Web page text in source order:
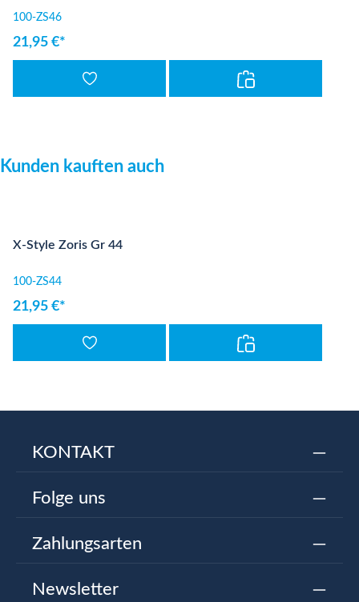
100-ZS46
21,95 €*
Produktgalerie überspringen
Kunden kauften auch
X-Style Zoris Gr 44
100-ZS44
21,95 €*
KONTAKT
Folge uns
Zahlungsarten
Newsletter